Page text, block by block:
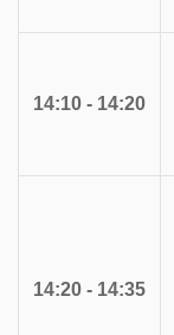
14:10 - 14:20
14:20 - 14:35